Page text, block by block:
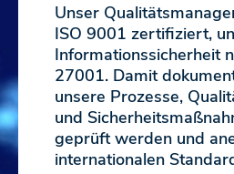
Unser
ISO 9001 zertifiziert,
Informationssicherheit
27001. Damit
unsere Prozesse,
und
geprüft werden und
internationalen